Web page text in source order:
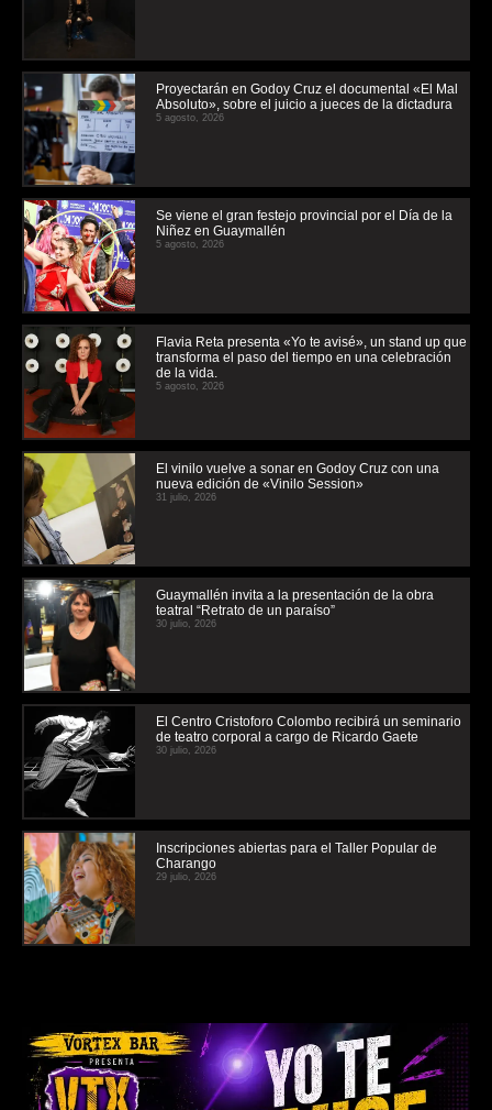
Proyectarán en Godoy Cruz el documental «El Mal
Absoluto», sobre el juicio a jueces de la dictadura
5 agosto, 2026
Se viene el gran festejo provincial por el Día de la
Niñez en Guaymallén
5 agosto, 2026
Flavia Reta presenta «Yo te avisé», un stand up que
transforma el paso del tiempo en una celebración
de la vida.
5 agosto, 2026
El vinilo vuelve a sonar en Godoy Cruz con una
nueva edición de «Vinilo Session»
31 julio, 2026
Guaymallén invita a la presentación de la obra
teatral “Retrato de un paraíso”
30 julio, 2026
El Centro Cristoforo Colombo recibirá un seminario
de teatro corporal a cargo de Ricardo Gaete
30 julio, 2026
Inscripciones abiertas para el Taller Popular de
Charango
29 julio, 2026